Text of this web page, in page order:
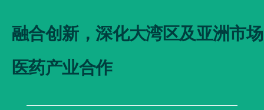
融合创新，深化大湾区及亚洲市场
医药产业合作